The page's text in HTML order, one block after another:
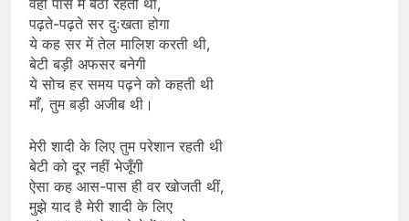
पढ़ते-पढ़ते सर दुःखता होगा
ये कह सर में तेल मालिश करती थी,
बेटी बड़ी अफसर बनेगी
ये सोच हर समय पढ़ने को कहती थी
माँ, तुम बड़ी अजीब थी।
मेरी शादी के लिए तुम परेशान रहती थी
बेटी को दूर नहीं भेजूँगी
ऐसा कह आस-पास ही वर खोजती थीं,
मुझे याद है मेरी शादी के लिए